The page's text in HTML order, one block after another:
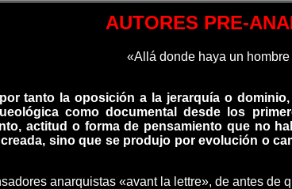
AUTORES PRE-
«Allá donde haya un
tanto la oposición a la jerarquía o
como documental desde los
actitud o forma de pensamiento que no
sino que se produjo por evolución o
anarquistas «avant la lettre», de antes de